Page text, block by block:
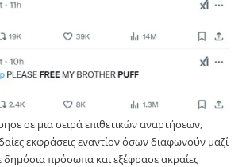
σε μια σειρά επιθετικών αναρτήσεων,
εκφράσεις εναντίον όσων διαφωνούν μαζί
δημόσια πρόσωπα και εξέφρασε ακραίες